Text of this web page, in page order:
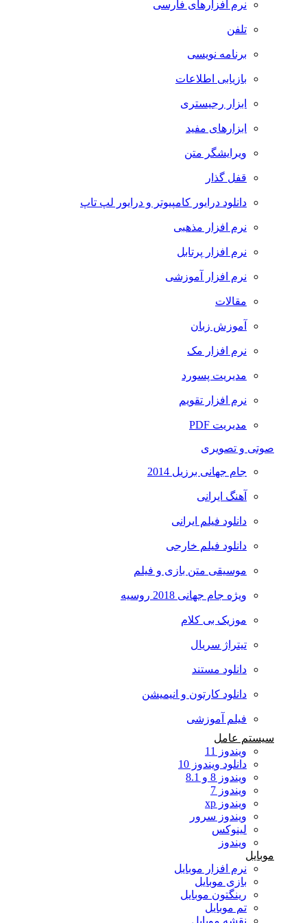
نرم افزارهای فارسی
تلفن
برنامه نویسی
بازیابی اطلاعات
ابزار رجیستری
ابزارهای مفید
ویرایشگر متن
قفل گذار
دانلود درایور کامپیوتر و درایور لپ تاپ
نرم افزار مذهبی
نرم افزار پرتابل
نرم افزار آموزشی
مقالات
آموزش زبان
نرم افزار مک
مدیریت پسورد
نرم افزار تقویم
مدیریت PDF
صوتی و تصویری
جام جهانی برزیل 2014
آهنگ ایرانی
دانلود فیلم ایرانی
دانلود فیلم خارجی
موسیقی متن بازی و فیلم
ویژه جام جهانی 2018 روسیه
موزیک بی کلام
تیتراژ سریال
دانلود مستند
دانلود کارتون و انیمیشن
فیلم آموزشی
سیستم عامل
ویندوز 11
دانلود ویندوز 10
ویندوز 8 و 8.1
ویندوز 7
ویندوز xp
ویندوز سرور
لینوکس
ویندوز
موبایل
نرم افزار موبایل
بازی موبایل
رینگتون موبایل
تم موبایل
نقشه موبایل